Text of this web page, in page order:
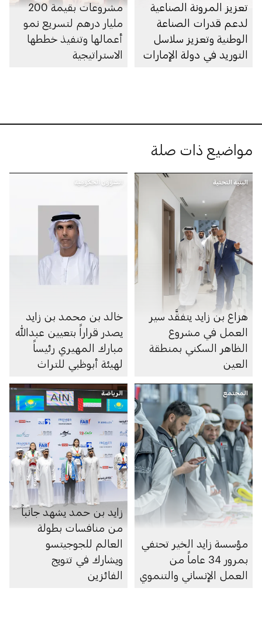
تعزيز المرونة الصناعية
لدعم قدرات الصناعة
الوطنية وتعزيز سلاسل
التوريد في دولة الإمارات
مشروعات بقيمة 200
مليار درهم لتسريع نمو
أعمالها وتنفيذ خططها
الاستراتيجية
مواضيع ذات صلة
البنية التحتية
هزاع بن زايد يتفقَّد سير
العمل في مشروع
الظاهر السكني بمنطقة
العين
الشؤون الحكومية
خالد بن محمد بن زايد
يصدر قراراً بتعيين عبدالله
مبارك المهيري رئيساً
لهيئة أبوظبي للتراث
المجتمع
مؤسسة زايد الخير تحتفي
بمرور 34 عاماً من
العمل الإنساني والتنموي
الرياضة
زايد بن حمد يشهد جانباً
من منافسات بطولة
العالم للجوجيتسو
ويشارك في تتويج
الفائزين